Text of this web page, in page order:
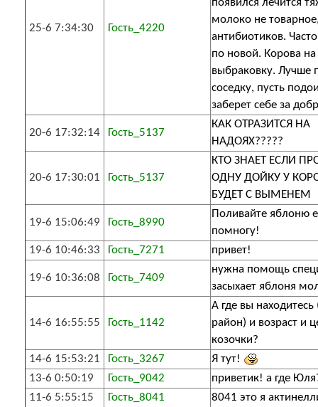
25-6 7:34:30 Гость_4220
молоко не
антибиотиков.
по новой. Корова на
выбраковку. Лучше
соседку, пусть
заберет себе за
20-6 17:32:14 Гость_5137
КАК ОТРАЗИТСЯ НА
НАДОЯХ?????
20-6 17:30:01 Гость_5137
КТО ЗНАЕТ ЕСЛИ
ОДНУ ДОЙКУ У
БУДЕТ С ВЫМЕНЕМ
19-6 15:06:49 Гость_8990
Поливайте яблоню
помногу!
19-6 10:46:33
Гость_7271 привет!
19-6 10:36:08 Гость_7409
нужна помощь
засыхает яблоня
14-6 16:55:55 Гость_1142
А где вы находитесь
район) и возраст и
козочки?
14-6 15:53:21
Гость_3267
Я тут!
13-6 0:50:19
Гость_9042
приветик! а где
11-6 5:55:15
Гость_8041 8041 это я